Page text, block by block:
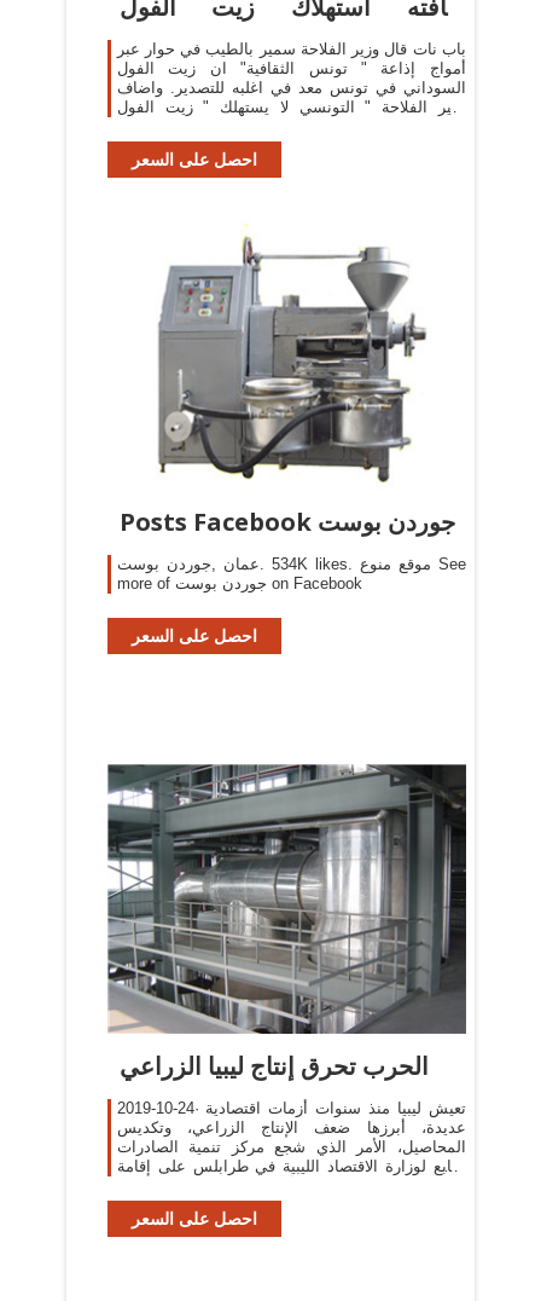
ثقافته استهلاك زيت الفول
السوداني
باب نات قال وزير الفلاحة سمير بالطيب في حوار عبر
أمواج إذاعة " تونس الثقافية" ان زيت الفول
السوداني في تونس معد في اغلبه للتصدير. واضاف
وزير الفلاحة " التونسي لا يستهلك " زيت الفول
احصل على السعر
‫جوردن بوست Posts Facebook‬
more of ‎جوردن بوست‎ on Facebook
احصل على السعر
الحرب تحرق إنتاج ليبيا الزراعي
2019-10-24· تعيش ليبيا منذ سنوات أزمات اقتصادية
عديدة، أبرزها ضعف الإنتاج الزراعي، وتكديس
المحاصيل، الأمر الذي شجع مركز تنمية الصادرات
التابع لوزارة الاقتصاد الليبية في طرابلس على إقامة
احصل على السعر